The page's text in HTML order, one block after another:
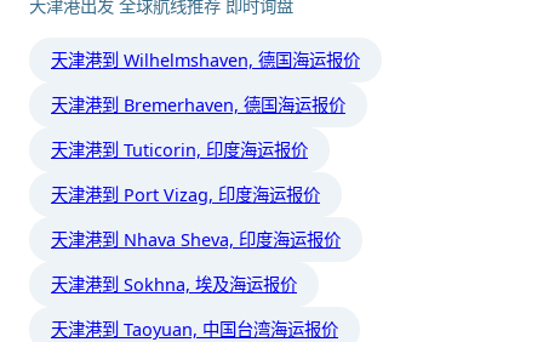
天津港出发 全球航线推荐 即时询盘
天津港到 Wilhelmshaven, 德国海运报价
天津港到 Bremerhaven, 德国海运报价
天津港到 Tuticorin, 印度海运报价
天津港到 Port Vizag, 印度海运报价
天津港到 Nhava Sheva, 印度海运报价
天津港到 Sokhna, 埃及海运报价
天津港到 Taoyuan, 中国台湾海运报价